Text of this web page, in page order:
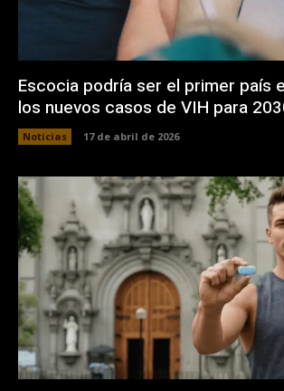
Escocia podría ser el primer país
los nuevos casos de VIH para
Noticias 17 de abril de 2026